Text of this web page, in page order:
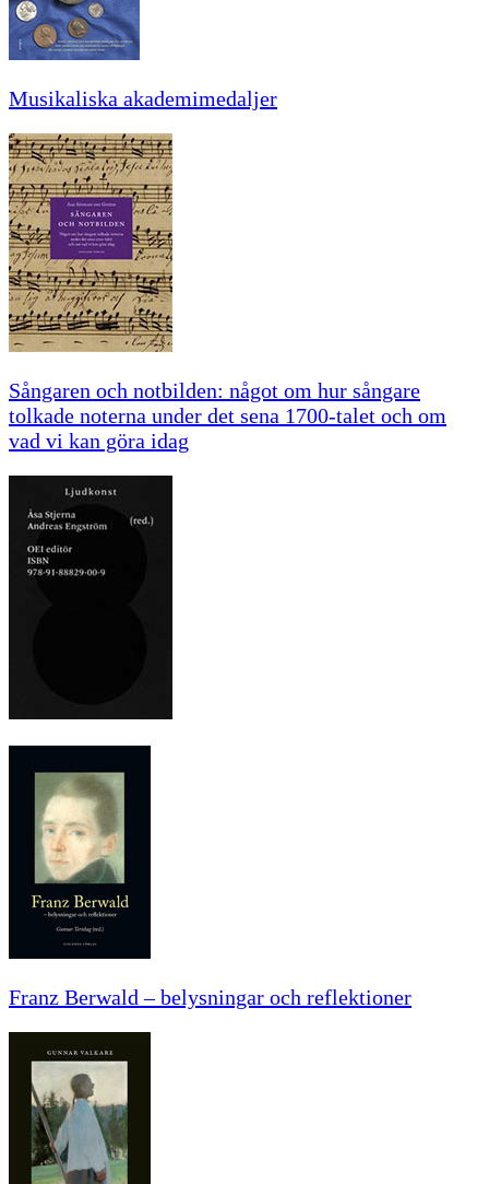
Musikaliska akademimedaljer
Sångaren och notbilden: något om hur sångare
tolkade noterna under det sena 1700-talet och om
vad vi kan göra idag
Franz Berwald – belysningar och reflektioner